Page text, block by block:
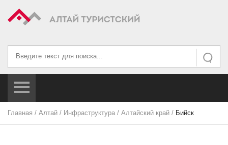
Искать
Искать...
Главная / Алтай / Инфраструктура / Алтайский край / Бийск